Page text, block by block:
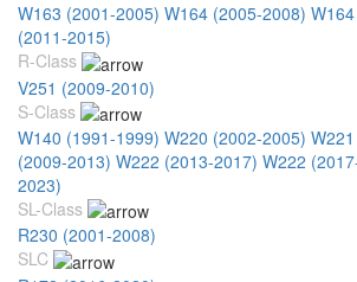
W163 (2001-2005) W164 (2005-2008)
(2011-2015)
R-Class
V251 (2009-2010)
S-Class
W140 (1991-1999) W220 (2002-2005)
(2009-2013) W222 (2013-2017) W222
2023)
SL-Class
R230 (2001-2008)
SLC